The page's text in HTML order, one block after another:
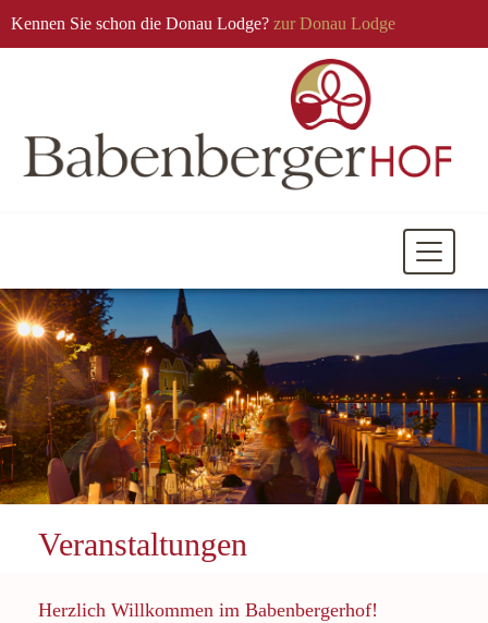
Kennen Sie schon die Donau Lodge? zur Donau Lodge
Mobile
Veranstaltungen
Herzlich Willkommen im Babenbergerhof!